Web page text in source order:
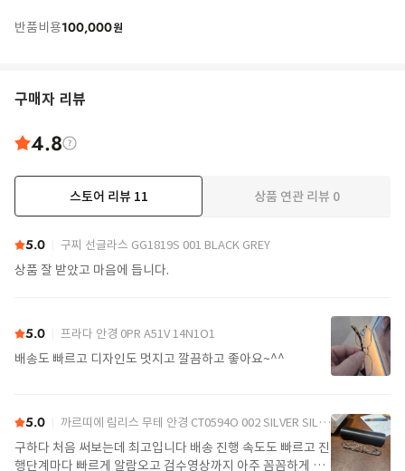
반품비용100,000원
구매자 리뷰
4.8
스토어 리뷰 11 상품 연관 리뷰 0
5.0 구찌 선글라스 GG1819S 001 BLACK GREY
상품 잘 받았고 마음에 듭니다.
5.0 프라다 안경 0PR A51V 14N1O1
배송도 빠르고 디자인도 멋지고 깔끔하고 좋아요~^^
5.0 까르띠에 림리스 무테 안경 CT0594O 002 SILVER SILVER TRANSPARENT
구하다 처음 써보는데 최고입니다 배송 진행 속도도 빠르고 진
행단계마다 빠르게 알람오고 검수영상까지 아주 꼼꼼하게 찍